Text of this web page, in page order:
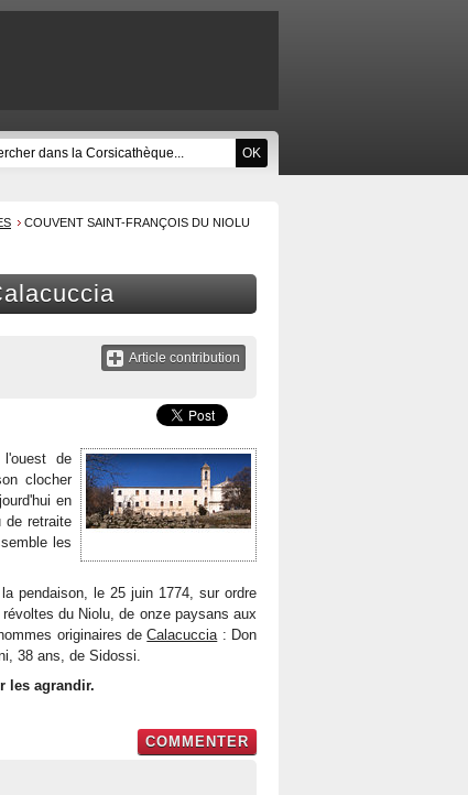
COUVENT SAINT-FRANÇOIS DU NIOLU
Article contribution
de
clocher
en
de retraite
les
pendaison, le 25 juin 1774, sur ordre
du Niolu, de onze paysans aux
originaires deCalacuccia: Don
38 ans, de Sidossi.
les agrandir.
COMMENTER